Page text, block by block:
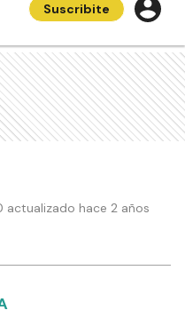
Suscribite
actualizado hace 2 años